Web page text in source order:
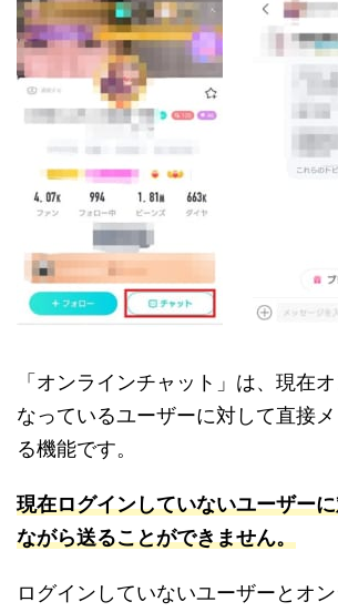
「オンラインチャット」は、現在
なっているユーザーに対して直接
る機能です。
現在ログインしていないユーザー
ながら送ることができません。
ログインしていないユーザーとオ